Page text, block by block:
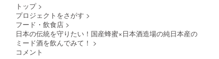
ジュー
特有の
お味を
トップ >
プロジェクトをさがす >
フード・飲食店 >
日本の伝統を守りたい！国産蜂蜜×日本酒造場の純日本産の
ミード酒を飲んでみて！ >
コメント